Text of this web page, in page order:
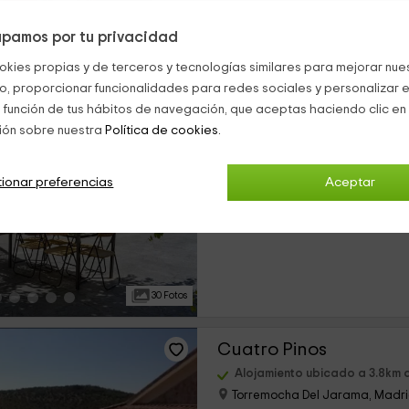
por tu privacidad
propias y de terceros y tecnologías similares para mejorar
proporcionar funcionalidades para redes sociales y personalizar
de tus hábitos de navegación, que aceptas haciendo clic
sobre nuestra Política de cookies.
Aceptar
preferencias
30 Fotos
Los Diezmos
0 opiniones
Cuatro Pinos
Alojamiento ubicado a 3.8km
Torremocha Del Jarama,